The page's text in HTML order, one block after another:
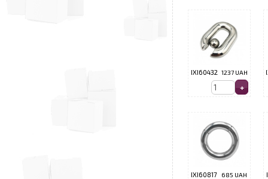
IXI60432 1237 UAH
IXI60817 685 UAH